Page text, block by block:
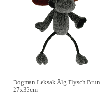
Dogman Leksak Älg Plysch Brun
27x33cm